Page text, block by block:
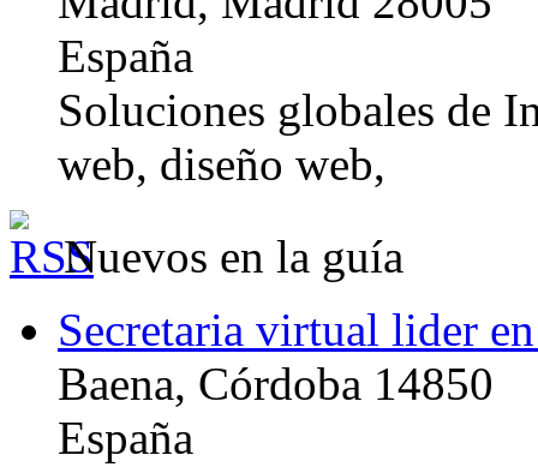
España
Soluciones globales de
web, diseño web,
Nuevos en la guía
Secretaria virtual lider
Baena, Córdoba 14850
España